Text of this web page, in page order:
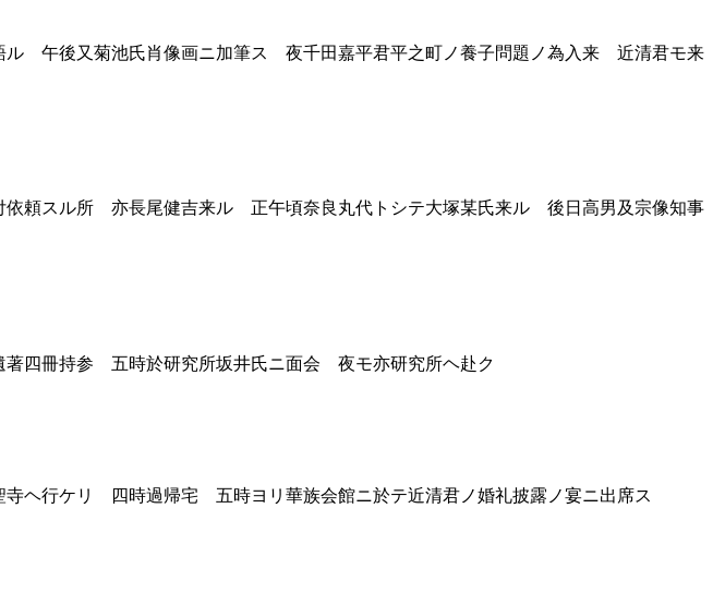
後又菊池氏肖像画ニ加筆ス 夜千田嘉平君平之町ノ養子問題ノ為入来 近清君モ来
スル所 亦長尾健吉来ル 正午頃奈良丸代トシテ大塚某氏来ル 後日高男及宗像知事
冊持参 五時於研究所坂井氏ニ面会 夜モ亦研究所ヘ赴ク
行ケリ 四時過帰宅 五時ヨリ華族会館ニ於テ近清君ノ婚礼披露ノ宴ニ出席ス